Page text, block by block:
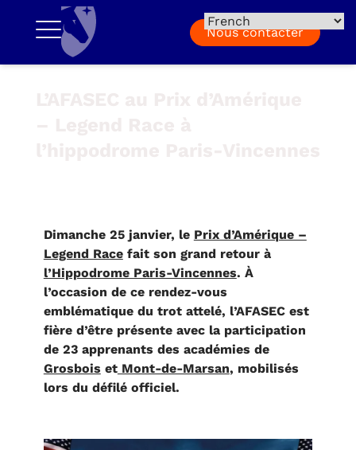
Nous contacter
Dimanche 25 janvier, le Prix d’Amérique –
Legend Racefait son grand retour à
l’Hippodrome Paris-Vincennes. À
l’occasion de ce rendez-vous
emblématique du trot attelé, l’AFASEC est
fière d’être présente avec la participation
de 23 apprenants des académies de
Grosbois etMont-de-Marsan, mobilisés
lors du défilé officiel.